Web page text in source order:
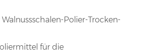
Polier-Trocken-
für die